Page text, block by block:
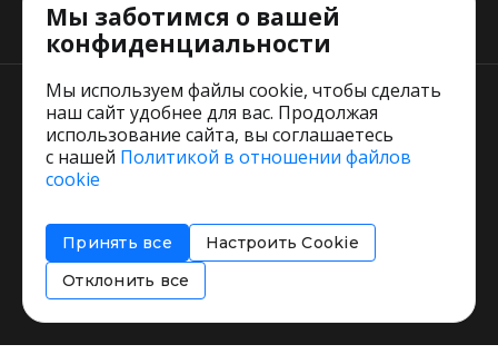
Тарифы
Пользовательское соглашение
Соглашение об информировании
Политика использования cookies
Мы заботимся о вашей
конфиденциальности
Мы используем файлы cookie, чтобы сделать
наш сайт удобнее для вас. Продолжая
использование сайта, вы соглашаетесь
с нашей Политикой в отношении файлов
cookie
Принять все
Настроить Cookie
Отклонить все